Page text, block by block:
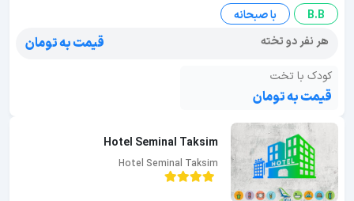
B.B
با صبحانه
هر نفر دو تخته
قیمت به تومان
کودک با تخت
قیمت به تومان
Hotel Seminal Taksim
Hotel Seminal Taksim